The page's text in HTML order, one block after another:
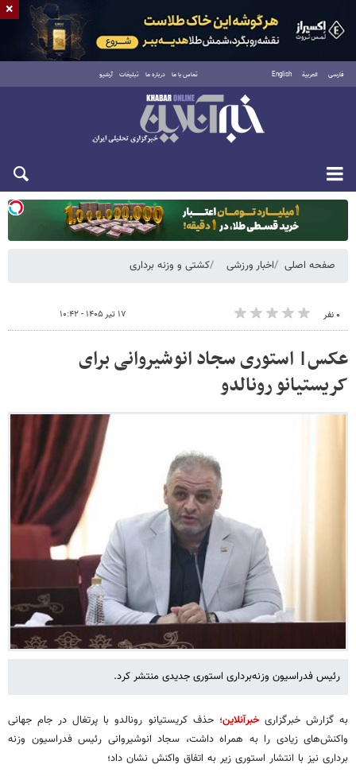
فارسی العربية English تماس با ما درباره ما تبلیغات آرشیو
یکشنبه ۱۸ مرداد ۱۴۰۵
صفحه اصلی اخبار ورزشی کشتی و وزنه‌ برداری
۰ نفر ۱۷ تیر ۱۴۰۵ - ۱۰:۴۲
عکس| استوری سجاد انوشیروانی برای
کریستیانو رونالدو
رئیس فدراسیون وزنه‌برداری استوری جدیدی منتشر کرد.
به گزارش خبرگزاریخبرآنلاین؛ حذف کریستیانو رونالدو با پرتغال در جام جهانی
واکنش‌های زیادی را به همراه داشت، سجاد انوشیروانی رئیس فدراسیون وزنه
برداری نیز با انتشار استوری زیر به اتفاق واکنش نشان داد؛
×